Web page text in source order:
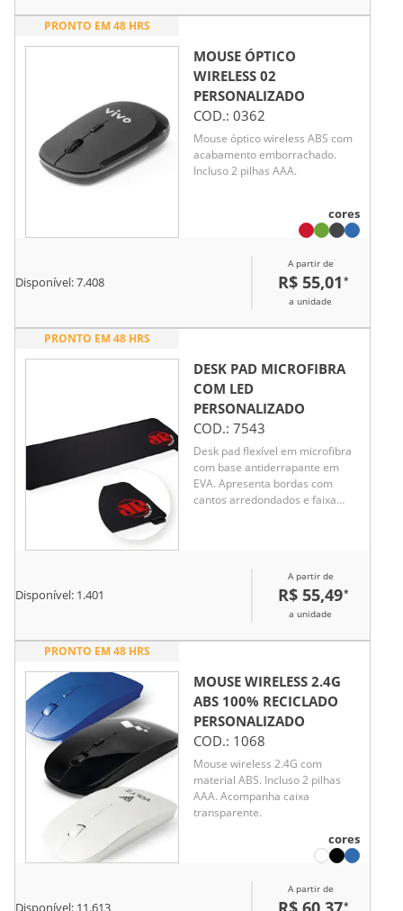
PRONTO EM 48 HRS
MOUSE ÓPTICO
WIRELESS 02
PERSONALIZADO
COD.: 0362
Mouse óptico wireless ABS com
acabamento emborrachado.
Incluso 2 pilhas AAA.
cores
Disponível:7.408
A partir de
R$ 55,01 *
a unidade
PRONTO EM 48 HRS
DESK PAD MICROFIBRA
COM LED
PERSONALIZADO
COD.: 7543
Desk pad flexível em microfibra
com base antiderrapante em
EVA. Apresenta bordas com
cantos arredondados e faixa
Disponível: 1.401
A partir de
R$ 55,49*
a unidade
PRONTO EM 48 HRS
MOUSE WIRELESS 2.4G
ABS 100% RECICLADO
PERSONALIZADO
COD.: 1068
Mouse wireless 2.4G com
material ABS. Incluso 2 pilhas
AAA. Acompanha caixa
transparente.
cores
Disponível: 11.613
A partir de
*